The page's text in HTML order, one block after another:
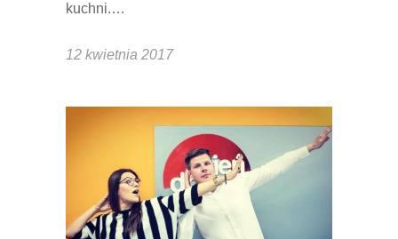
kuchni.…
12 kwietnia 2017